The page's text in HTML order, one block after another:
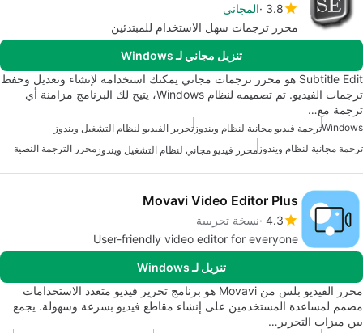
3.8 المجاني
محرر ترجمات سهل الاستخدام للمبتدئين
تنزيل مجاني لـ Windows
Subtitle Edit هو محرر ترجمات مجاني يمكنك استخدامه لإنشاء وتعديل وحفظ
ترجمات الفيديو. تم تصميمه لنظام Windows، يتيح لك البرنامج مزامنة أي
ترجمة مع…
Windowsترجمة فيديو مجانية لنظام ويندوز تحرير الفيديو لنظام التشغيل ويندوز
ترجمة مجانية لنظام ويندوز محرر فيديو مجاني لنظام التشغيل ويندوز محرر الترجمة النصية
Movavi Video Editor Plus
4.3 نسخة تجريبية
User-friendly video editor for everyone
تنزيل لـ Windows
محرر الفيديو بلس من Movavi هو برنامج تحرير فيديو متعدد الاستخدامات
مصمم لمساعدة المستخدمين على إنشاء مقاطع فيديو بسرعة وسهولة. يجمع
بين ميزات التحرير…